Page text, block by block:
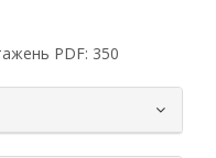
PDF: 350